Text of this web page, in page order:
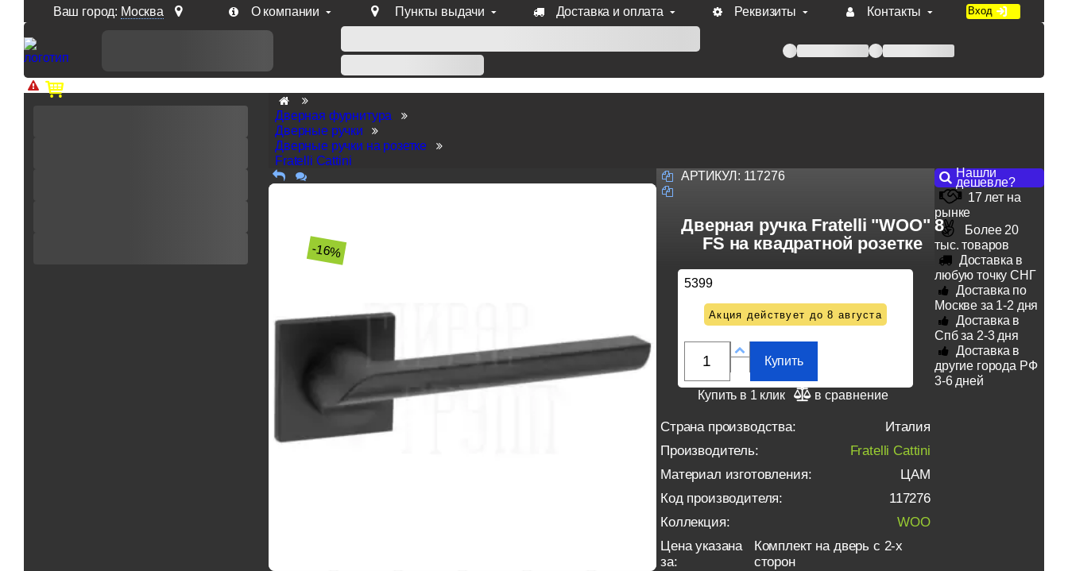
Ваш город: Москва О компании Пункты выдачи Доставка и оплата Реквизиты Контакты Вход
Доп. скидка от цен на сайте 7% при заказе от 50 тыс. руб продукции Venezia, Fratelli, Tupai, Extreza, Melodia, Forme при оплате по счету.
Дверная фурнитура
Дверные ручки
Дверные ручки на розетке
Fratelli Cattini
-16%
АРТИКУЛ: 117276
Дверная ручка Fratelli "WOO" 8
FS на квадратной розетке
5399
Акция действует до 8 августа
Купить
Купить в 1 клик в сравнение
Страна производства:
Италия
Производитель:
Fratelli Cattini
Материал изготовления:
ЦАМ
Код производителя:
117276
Коллекция:
WOO
Цена указана
за:
Комплект на дверь с 2-х
сторон
Нашли
дешевле?
17 лет на
рынке
Более 20
тыс. товаров
Доставка в
любую точку СНГ
Доставка по
Москве за 1-2 дня
Доставка в
Спб за 2-3 дня
Доставка в
другие города РФ
3-6 дней